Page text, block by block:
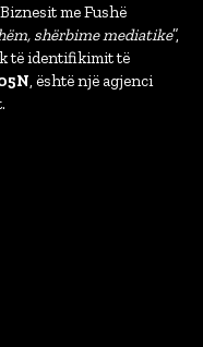
me Fushë
shërbime mediatike”,
të identifikimit të
, është një agjenci